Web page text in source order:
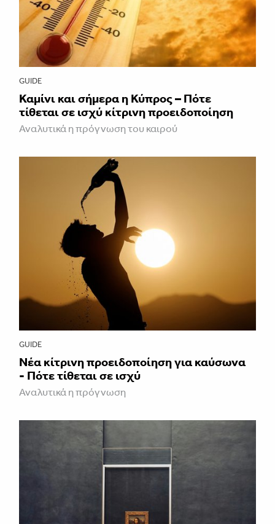
GUIDE
Καμίνι και σήμερα η Κύπρος – Πότε
τίθεται σε ισχύ κίτρινη προειδοποίηση
Αναλυτικά η πρόγνωση του καιρού
GUIDE
Νέα κίτρινη προειδοποίηση για καύσωνα
- Πότε τίθεται σε ισχύ
Αναλυτικά η πρόγνωση